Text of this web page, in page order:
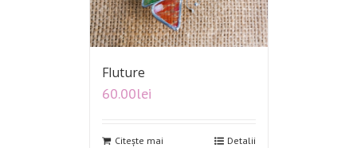
Fluture
60.00lei
Citește mai
Detalii